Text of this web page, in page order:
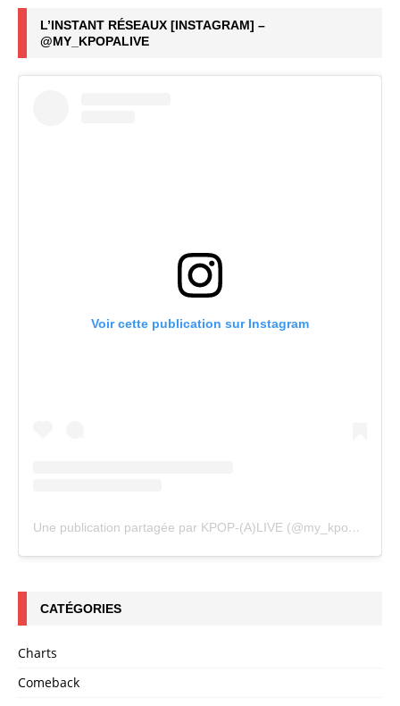
L’INSTANT RÉSEAUX [INSTAGRAM] –
@MY_KPOPALIVE
Voir cette publication sur Instagram
Une publication partagée par KPOP-(A)LIVE (@my_kpopalive)
CATÉGORIES
Charts
Comeback